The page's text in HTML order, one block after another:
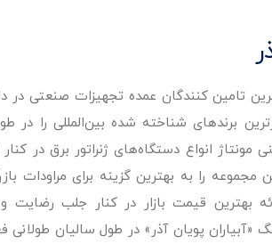
تامین کنندگان عمده تجهیزات صنعتی
انواع دستگاه‌های ژنراتور برق در کنار
را به بهترین گزینه برای مراودات
بهترین قیمت بازار در کنار جلب
«آبیاران پویان آذر» در طول سالیان